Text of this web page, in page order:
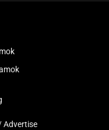
Advertise